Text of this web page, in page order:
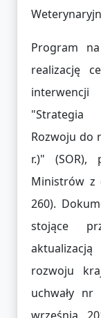
Program
realizację
"Strategia
Rozwoju do
r.)" (SOR),
Ministrów z
260).
stojące
rozwoju
uchwały